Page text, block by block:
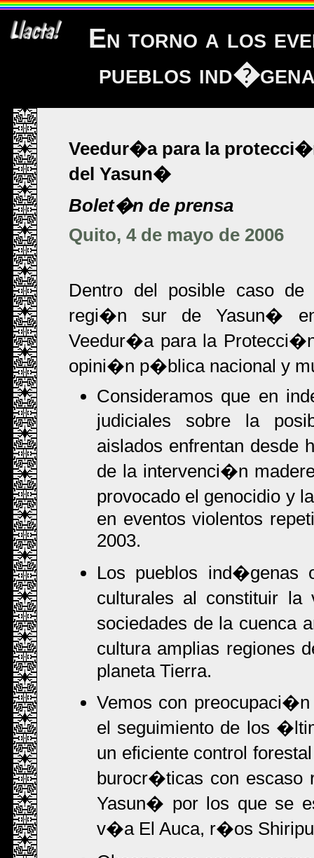
En torno a los
pueblos
Veedur�a para la
del Yasun�
Bolet�n de prensa
Quito, 4 de mayo de 2006
Dentro del posible caso
regi�n sur de Yasun� en
Veedur�a para la
opini�n p�blica nacional y
Consideramos que en
judiciales sobre la
aislados enfrentan desde
de la intervenci�n
provocado el genocidio y
en eventos violentos
2003.
Los pueblos ind�genas
culturales al constituir
sociedades de la cuenca
cultura amplias regiones
planeta Tierra.
Vemos con
el seguimiento de los
un eficiente control
burocr�ticas con escaso
Yasun� por los que se
v�a El Auca, r�os